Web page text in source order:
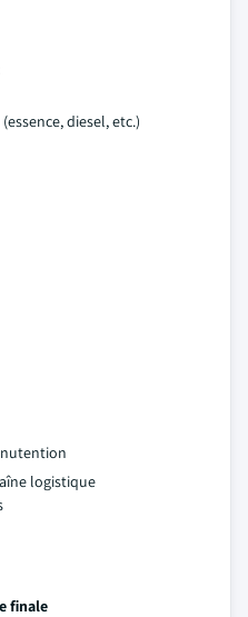
diesel, etc.)
logistique
finale